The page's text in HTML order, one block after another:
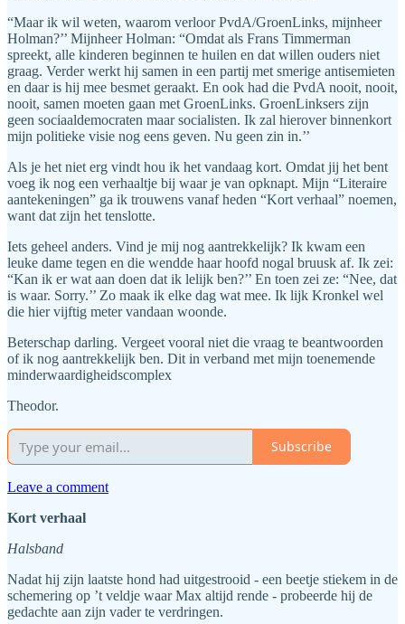
“Maar ik wil weten, waarom verloor PvdA/GroenLinks, mijnheer
Holman?’’ Mijnheer Holman: “Omdat als Frans Timmerman
spreekt, alle kinderen beginnen te huilen en dat willen ouders niet
graag. Verder werkt hij samen in een partij met smerige antisemieten
en daar is hij mee besmet geraakt. En ook had die PvdA nooit, nooit,
nooit, samen moeten gaan met GroenLinks. GroenLinksers zijn
geen sociaaldemocraten maar socialisten. Ik zal hierover binnenkort
mijn politieke visie nog eens geven. Nu geen zin in.’’
Als je het niet erg vindt hou ik het vandaag kort. Omdat jij het bent
voeg ik nog een verhaaltje bij waar je van opknapt. Mijn “Literaire
aantekeningen” ga ik trouwens vanaf heden “Kort verhaal” noemen,
want dat zijn het tenslotte.
Iets geheel anders. Vind je mij nog aantrekkelijk? Ik kwam een
leuke dame tegen en die wendde haar hoofd nogal bruusk af. Ik zei:
“Kan ik er wat aan doen dat ik lelijk ben?’’ En toen zei ze: “Nee, dat
is waar. Sorry.’’ Zo maak ik elke dag wat mee. Ik lijk Kronkel wel
die hier vijftig meter vandaan woonde.
Beterschap darling. Vergeet vooral niet die vraag te beantwoorden
of ik nog aantrekkelijk ben. Dit in verband met mijn toenemende
minderwaardigheidscomplex
Theodor.
Subscribe
Leave a comment
Kort verhaal
Halsband
Nadat hij zijn laatste hond had uitgestrooid - een beetje stiekem in de
schemering op ’t veldje waar Max altijd rende - probeerde hij de
gedachte aan zijn vader te verdringen.